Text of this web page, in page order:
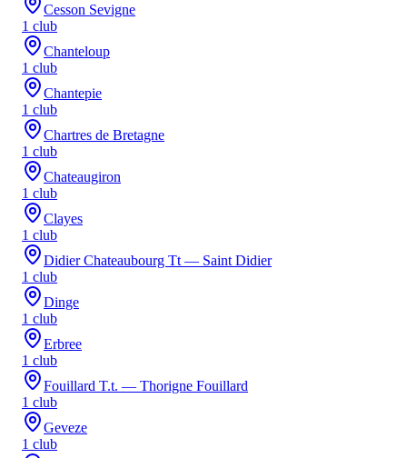
Cesson Sevigne
1 club
Chanteloup
1 club
Chantepie
1 club
Chartres de Bretagne
1 club
Chateaugiron
1 club
Clayes
1 club
Didier Chateaubourg Tt — Saint Didier
1 club
Dinge
1 club
Erbree
1 club
Fouillard T.t. — Thorigne Fouillard
1 club
Geveze
1 club